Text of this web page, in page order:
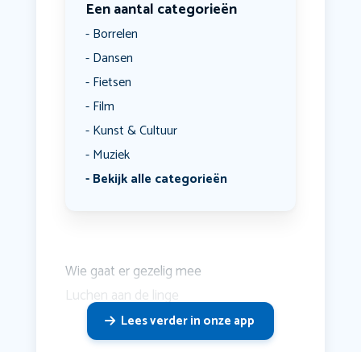
Een aantal categorieën
Borrelen
Dansen
Fietsen
Film
Kunst & Cultuur
Muziek
Bekijk alle categorieën
Wie gaat er gezelig mee
Luchen aan de linge
Lees verder in onze app